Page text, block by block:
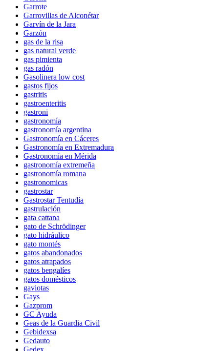
Garrote
Garrovillas de Alconétar
Garvín de la Jara
Garzón
gas de la risa
gas natural verde
gas pimienta
gas radón
Gasolinera low cost
gastos fijos
gastritis
gastroenteritis
gastroni
gastronomía
gastronomía argentina
Gastronomía en Cáceres
Gastronomía en Extremadura
Gastronomía en Mérida
gastronomía extremeña
gastronomía romana
gastronomicas
gastrostar
Gastrostar Tentudía
gastrulación
gata cattana
gato de Schrödinger
gato hidráulico
gato montés
gatos abandonados
gatos atrapados
gatos bengalíes
gatos domésticos
gaviotas
Gays
Gazprom
GC Ayuda
Geas de la Guardia Civil
Gebidexsa
Gedauto
Gedex